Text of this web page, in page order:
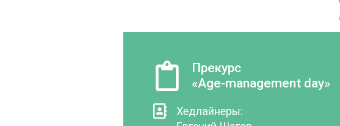
Прекурс
«Age-management day»
Хедлайнеры: